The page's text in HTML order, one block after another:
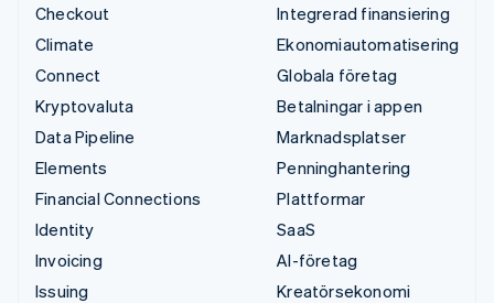
Checkout
Climate
Connect
Kryptovaluta
Data Pipeline
Elements
Financial Connections
Identity
Invoicing
Issuing
Integrerad finansiering
Ekonomiautomatisering
Globala företag
Betalningar i appen
Marknadsplatser
Penninghantering
Plattformar
SaaS
AI-företag
Kreatörsekonomi